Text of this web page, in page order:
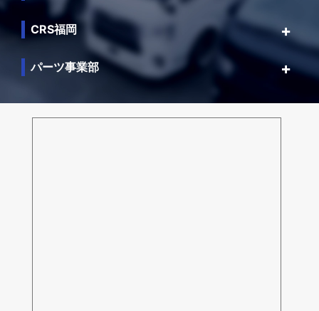
CRS福岡
パーツ事業部